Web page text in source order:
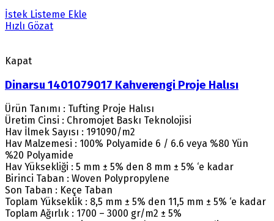
İstek Listeme Ekle
Hızlı Gözat
Kapat
Dinarsu 1401079017 Kahverengi Proje Halısı
Ürün Tanımı : Tufting Proje Halısı
Üretim Cinsi : Chromojet Baskı Teknolojisi
Hav İlmek Sayısı : 191090/m2
Hav Malzemesi : 100% Polyamide 6 / 6.6 veya %80 Yün
%20 Polyamide
Hav Yüksekliği : 5 mm ± 5% den 8 mm ± 5% ‘e kadar
Birinci Taban : Woven Polypropylene
Son Taban : Keçe Taban
Toplam Yükseklik : 8,5 mm ± 5% den 11,5 mm ± 5% ‘e kadar
Toplam Ağırlık : 1700 – 3000 gr/m2 ± 5%